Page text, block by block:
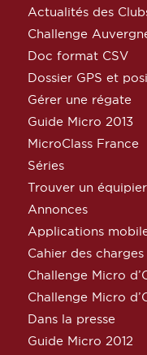
Actualités des
Challenge
Doc format CSV
Dossier GPS et
Gérer une régate
Guide Micro 2013
MicroClass France
Séries
Trouver un équipier
Annonces
Applications
Cahier des charges
Challenge Micro
Challenge Micro
Dans la presse
Guide Micro 2012